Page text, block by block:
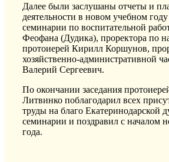
Далее были заслушаны отчеты и
деятельности в новом учебном
семинарии по воспитательной
Феофана (Дудика), проректора по
протоиерей Кирилл Коршунов,
хозяйственно-административной
Валерий Сергеевич.
По окончании заседания
Литвинко поблагодарил всех
труды на благо Екатеринодарской
семинарии и поздравил с началом
года.